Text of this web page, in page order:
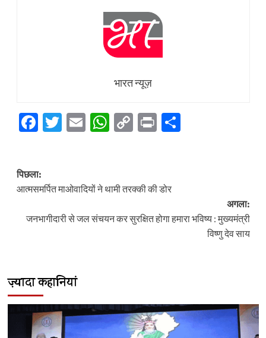
भारत न्यूज़
Facebook
Twitter
EmailWhatsApp
Copy
PrintShare
पोस्ट
नेविगेशन
पिछला:
आत्मसमर्पित माओवादियों ने थामी तरक्की की डोर
अगला:
जनभागीदारी से जल संचयन कर सुरक्षित होगा हमारा भविष्य : मुख्यमंत्री
विष्णु देव साय
ज़्यादा कहानियां